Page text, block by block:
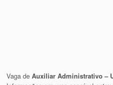
Vaga deAuxiliar Administrativo –